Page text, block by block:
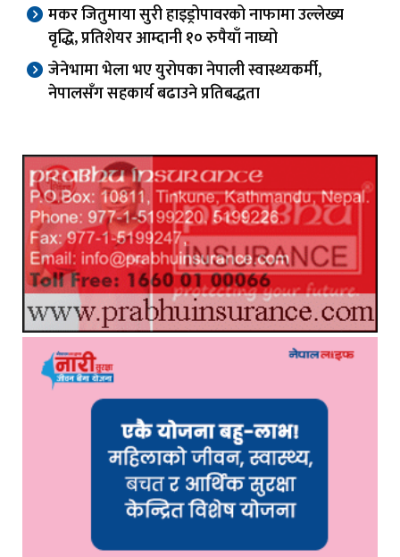
मकर जितुमाया सुरी हाइड्रोपावरको नाफामा उल्लेख्य
वृद्धि, प्रतिशेयर आम्दानी १० रुपैयाँ नाघ्यो
जेनेभामा भेला भए युरोपका नेपाली स्वास्थ्यकर्मी,
नेपालसँग सहकार्य बढाउने प्रतिबद्धता